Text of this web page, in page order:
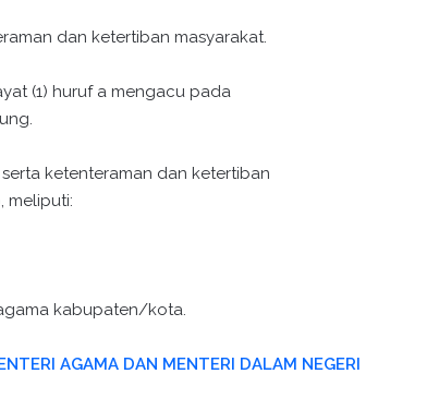
dan ketertiban masyarakat.
(1) huruf a mengacu pada
ketenteraman dan ketertiban
meliputi:
kabupaten/kota.
AGAMA DAN MENTERI DALAM NEGERI